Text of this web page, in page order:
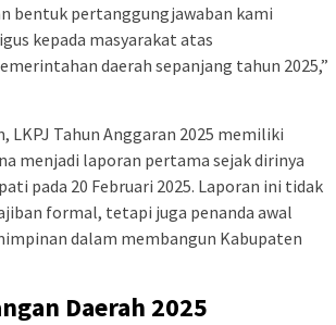
bentuk pertanggungjawaban kami
kepada masyarakat atas
daerah sepanjang tahun 2025,”
LKPJ Tahun Anggaran 2025 memiliki
menjadi laporan pertama sejak dirinya
pada 20 Februari 2025. Laporan ini tidak
formal, tetapi juga penanda awal
dalam membangun Kabupaten
Daerah 2025